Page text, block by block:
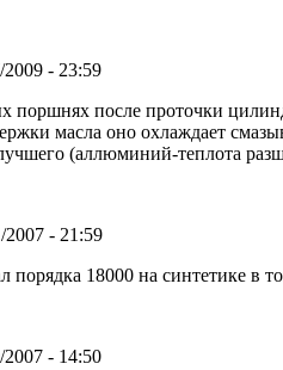
- 23:59
поршнях после проточки
масла оно охлаждает
(аллюминий-теплота
- 21:59
порядка 18000 на синтетике
- 14:50